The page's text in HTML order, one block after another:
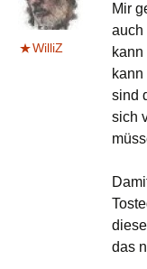
WilliZ
Mir
auch
sind
sich
das